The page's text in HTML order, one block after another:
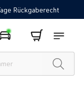
Rückgaberecht